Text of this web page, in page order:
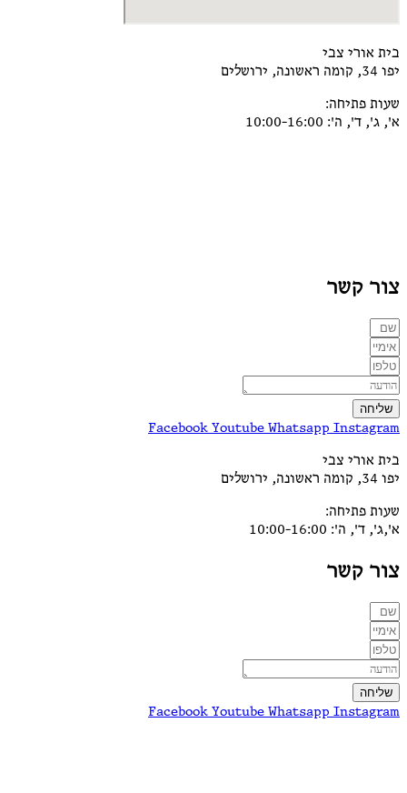
בית אורי צבי
יפו 34, קומה ראשונה, ירושלים
שעות פתיחה:
א', ג', ד', ה': 10:00-16:00
צור קשר
שליחה
Facebook Youtube Whatsapp Instagram
בית אורי צבי
יפו 34, קומה ראשונה, ירושלים
שעות פתיחה:
א',ג', ד', ה': 10:00-16:00
צור קשר
שליחה
Facebook Youtube Whatsapp Instagram